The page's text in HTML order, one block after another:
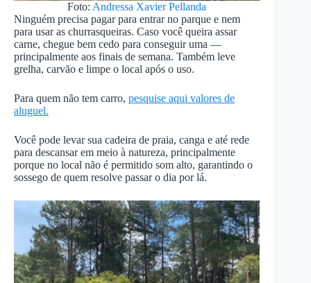
Foto: Andressa Xavier Pellanda
Ninguém precisa pagar para entrar no parque e nem
para usar as churrasqueiras. Caso você queira assar
carne, chegue bem cedo para conseguir uma —
principalmente aos finais de semana. Também leve
grelha, carvão e limpe o local após o uso.
Para quem não tem carro, pesquise aqui valores de
aluguel.
Você pode levar sua cadeira de praia, canga e até rede
para descansar em meio à natureza, principalmente
porque no local não é permitido som alto, garantindo o
sossego de quem resolve passar o dia por lá.